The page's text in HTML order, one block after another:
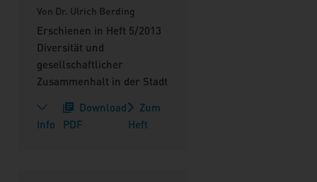
Von Dr. Ulrich Berding
Erschienen in Heft 5/2013
Diversität und
gesellschaftlicher
Zusammenhalt in der Stadt
Info
Download
PDF
Zum
Heft